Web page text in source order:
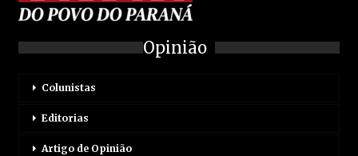
Opinião
Colunistas
Editorias
Artigo de Opinião